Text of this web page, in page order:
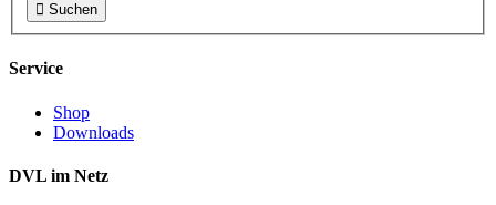
 Suchen
Service
Shop
Downloads
DVL im Netz